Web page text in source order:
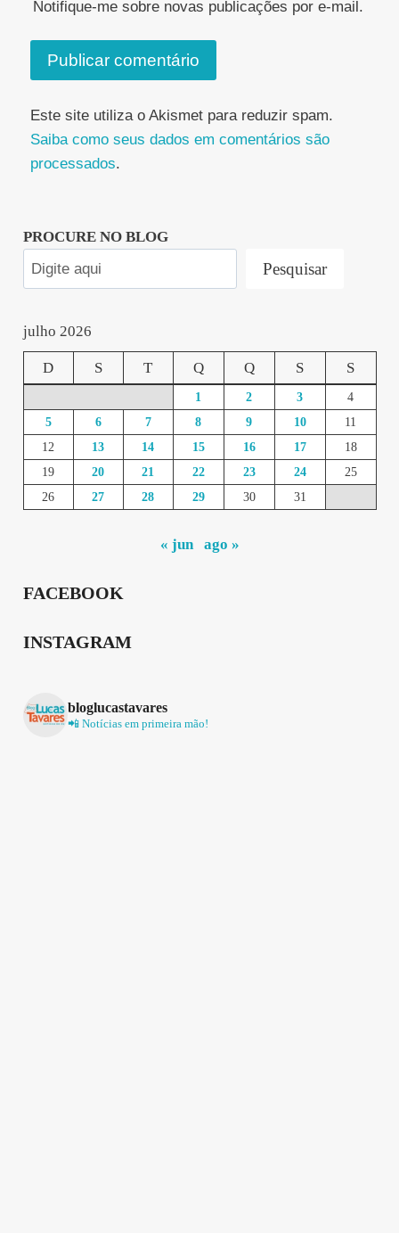
Notifique-me sobre novas publicações por e-mail.
Este site utiliza o Akismet para reduzir spam.
Saiba como seus dados em comentários são
processados.
PROCURE NO BLOG
Pesquisar
julho 2026
D S T Q Q S S
1 2 3
4
5
6 7 8 9 10
11
12
13 14 15 16 17
18
19
20 21 22 23 24
25
26
27 28 29 30 31
« jun ago »
FACEBOOK
INSTAGRAM
bloglucastavares
📲 Notícias em primeira mão!